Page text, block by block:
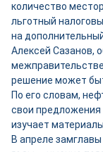
количество
льготный
на
Алексей Сазанов,
решение может
По его словам,
свои предложения
изучает
В апреле